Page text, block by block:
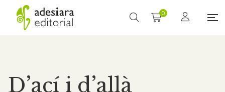
0
D’ací i d’allà